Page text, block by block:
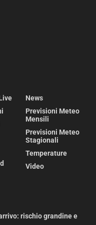
News
Previsioni Meteo
Mensili
Previsioni Meteo
Stagionali
Temperature
Video
rischio grandine e